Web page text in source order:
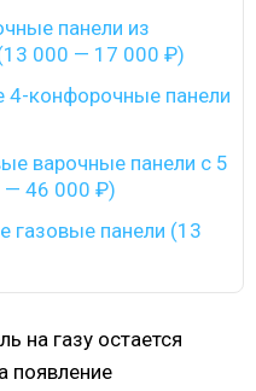
панели из
000 — 17 000 ₽)
4-конфорочные панели
варочные панели с 5
— 46 000 ₽)
газовые панели (13
на газу остается
появление